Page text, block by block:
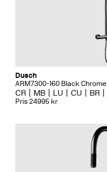
Dusch
ARM7300-160 Black Chrome
CR MB LU CU BR
Pris 24995 kr